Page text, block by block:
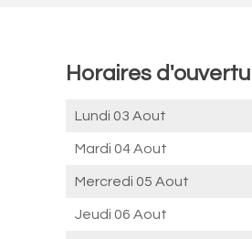
Horaires
Lundi 03 Aout
Mardi 04 Aout
Mercredi 05 Aout
Jeudi 06 Aout